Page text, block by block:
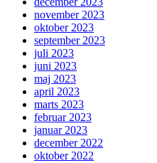
november 2023
oktober 2023
september 2023
juli 2023
juni 2023
maj 2023
april 2023
marts 2023
februar 2023
januar 2023
december 2022
oktober 2022